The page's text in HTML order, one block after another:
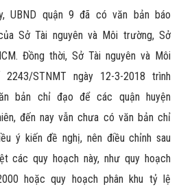
UBND quận 9 đã có văn bản báo
Sở Tài nguyên và Môi trường, Sở
Đồng thời, Sở Tài nguyên và Môi
STNMT ngày 12-3-2018 trình
bản chỉ đạo để các quận huyện
đến nay vẫn chưa có văn bản chỉ
ý kiến đề nghị, nên điều chỉnh sau
các quy hoạch này, như quy hoạch
hoặc quy hoạch phân khu tỷ lệ